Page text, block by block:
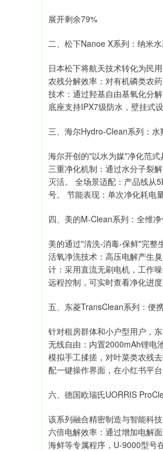
展开剩余79%
二、松下Nanoe X系列：纳米
日本松下将航天技术转化为民
农残分解效率：对有机磷类农
技术：通过羟基自由基氧化分
底座支持IPX7级防水，壁挂式
三、海尔Hydro-Clean系列：
海尔开创的"以水为媒"净化范
三重净化机制：通过水分子裂
灭活。 全场景适配：产品线从
号。 节能表现：单次净化耗电
四、美的M-Clean系列：全维
美的通过"清洗-消毒-保鲜"完整
活氧净洗技术：高压电解产生
计：采用直流无刷电机，工作
远程控制，可实时查看净化进度
五、东菱TransClean系列：便
针对租房群体和小户型用户，
无线自由：内置2000mAh锂电
模拟手工揉搓，对叶菜类农残
配一键操作界面，在小红书平
六、德国欧瑞氏UORRIS
该系列融合精密制造与智能科技
六倍电解效率：通过增加电解
海鲜等专属程序，U-9000型号